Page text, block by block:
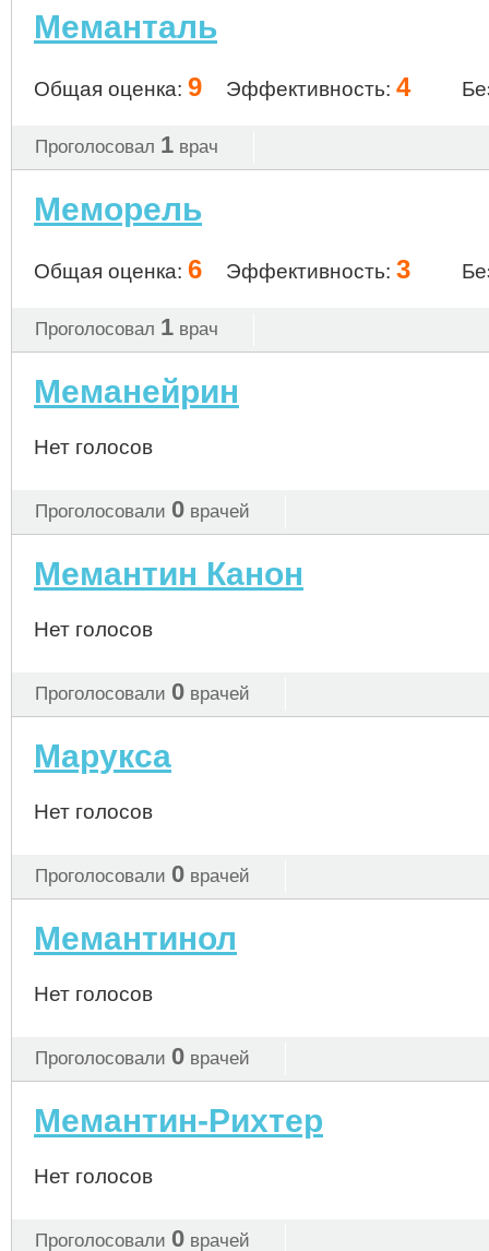
Меманталь
Общая оценка: 9 Эффективность: 4
Проголосовал 1 врач
Меморель
Общая оценка: 6 Эффективность: 3
Проголосовал 1 врач
Меманейрин
Нет голосов
Проголосовали 0 врачей
Мемантин Канон
Нет голосов
Проголосовали 0 врачей
Марукса
Нет голосов
Проголосовали 0 врачей
Мемантинол
Нет голосов
Проголосовали 0 врачей
Мемантин-Рихтер
Нет голосов
Проголосовали 0 врачей